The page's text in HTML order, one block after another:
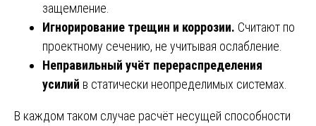
защемление.
Игнорирование трещин и коррозии. Считают по
проектному сечению, не учитывая ослабление.
Неправильный учёт перераспределения
усилий в статически неопределимых системах.
В каждом таком случае расчёт несущей способности